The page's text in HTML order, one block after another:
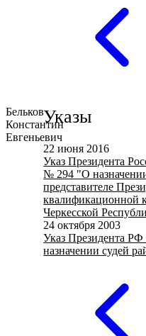
Бельков
Константин
Евгеньевич
Указы
22 июня 2016
Указ Президента
№ 294 "О
представителе
квалификационной
Черкесской
24 октября 2003
Указ Президента РФ
назначении судей